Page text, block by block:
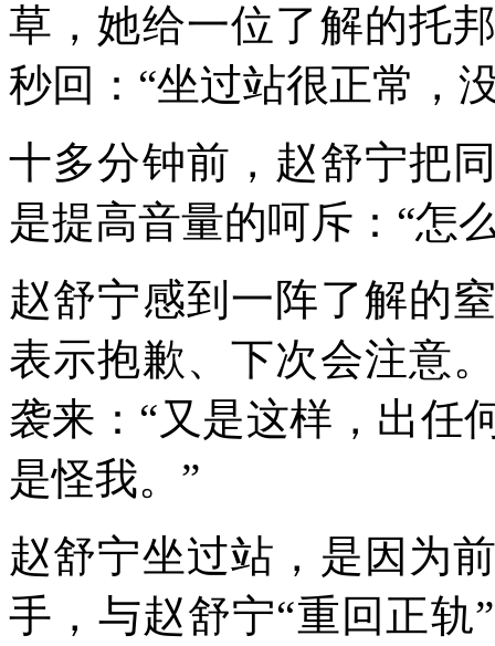
草，她给一位了解的托
秒回：“坐过站很正常，
十多分钟前，赵舒宁把
是提高音量的呵斥：“怎
赵舒宁感到一阵了解的
表示抱歉、下次会注意
袭来：“又是这样，出任
是怪我。”
赵舒宁坐过站，是因为
手，与赵舒宁“重回正